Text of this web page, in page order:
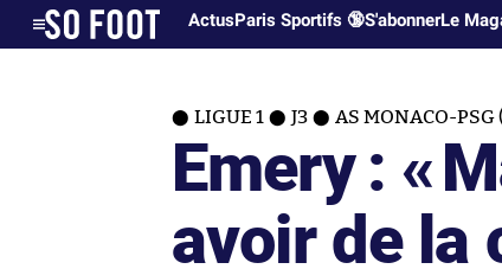
ActusParis Sportifs 🔞S'abonnerLe
LIGUE 1 J3 AS MONACO-PSG
Emery : «
avoir de la